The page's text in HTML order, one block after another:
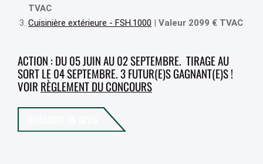
TVAC
Cuisinière extérieure - FSH.1000 | Valeur 2099 € TVAC
ACTION : DU 05 JUIN AU 02 SEPTEMBRE. TIRAGE AU
SORT LE 04 SEPTEMBRE. 3 FUTUR(E)S GAGNANT(E)S !
VOIR RÈGLEMENT DU CONCOURS